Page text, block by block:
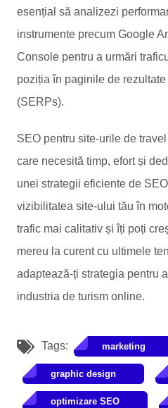
esențial să analizezi
instrumente precum Google
Console pentru a urmări
poziția în paginile de
(SERPs).
SEO pentru site-urile de
care necesită timp, efort și
unei strategii eficiente de
vizibilitatea site-ului tău în
trafic mai calitativ și îți poți
mereu la curent cu ultimele
adaptează-ți strategia pentru
industria de turism online.
Tags: marketing
graphic design
optimizare SEO